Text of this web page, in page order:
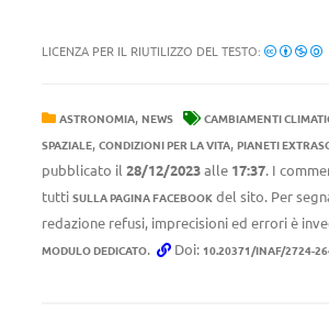
LICENZA PER IL RIUTILIZZO DEL TESTO:
ASTRONOMIA, NEWS CAMBIAMENTI
SPAZIALE, CONDIZIONI PER LA VITA, PIANETI
pubblicato il 28/12/2023alle 17:37. I
tutti SULLA PAGINA FACEBOOK del sito. Per
redazione refusi, imprecisioni ed errori è
MODULO DEDICATO. Doi: 10.20371/INAF/2724-